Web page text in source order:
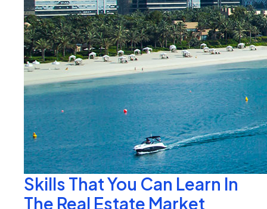
Skills That You Can Learn In
The Real Estate Market